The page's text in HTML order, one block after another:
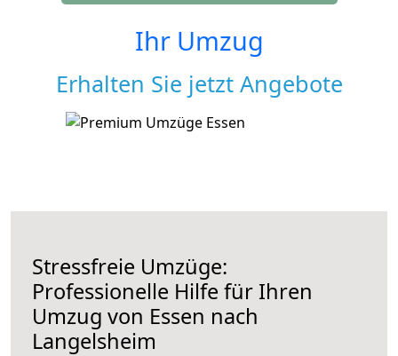
Ihr Umzug
Erhalten Sie jetzt Angebote
Stressfreie Umzüge:
Professionelle Hilfe für Ihren
Umzug von Essen nach
Langelsheim